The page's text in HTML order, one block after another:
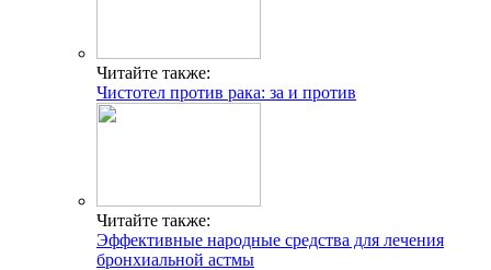
Читайте также:
Чистотел против рака: за и против
Читайте также:
Эффективные народные средства для лечения
бронхиальной астмы